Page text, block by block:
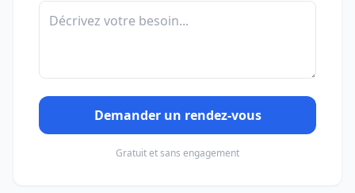
Demander un rendez-vous
Gratuit et sans engagement